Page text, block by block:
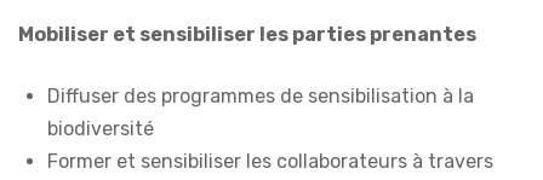
Mobiliser et sensibiliser les parties prenantes
Diffuser des programmes de sensibilisation à la
biodiversité
Former et sensibiliser les collaborateurs à travers